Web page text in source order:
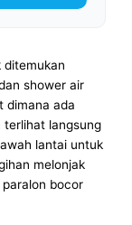
ditemukan
shower air
dimana ada
terlihat langsung
lantai untuk
melonjak
bocor